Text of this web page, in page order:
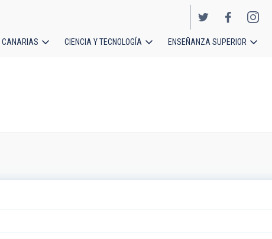
CANARIAS CIENCIA Y TECNOLOGÍA ENSEÑANZA SUPERIOR